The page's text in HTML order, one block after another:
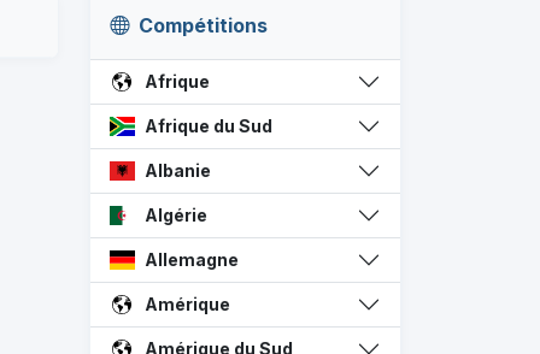
Compétitions
Afrique
Afrique du Sud
Albanie
Algérie
Allemagne
Amérique
Amérique du Sud